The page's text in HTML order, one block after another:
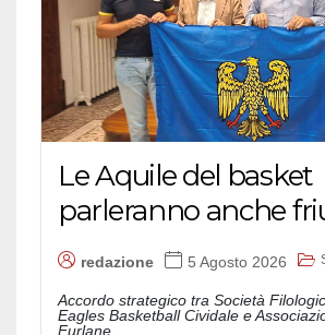
Le Aquile del basket
parleranno anche
redazione 5 Agosto 2026
Accordo strategico tra Società
Eagles Basketball Cividale e
Furlane...